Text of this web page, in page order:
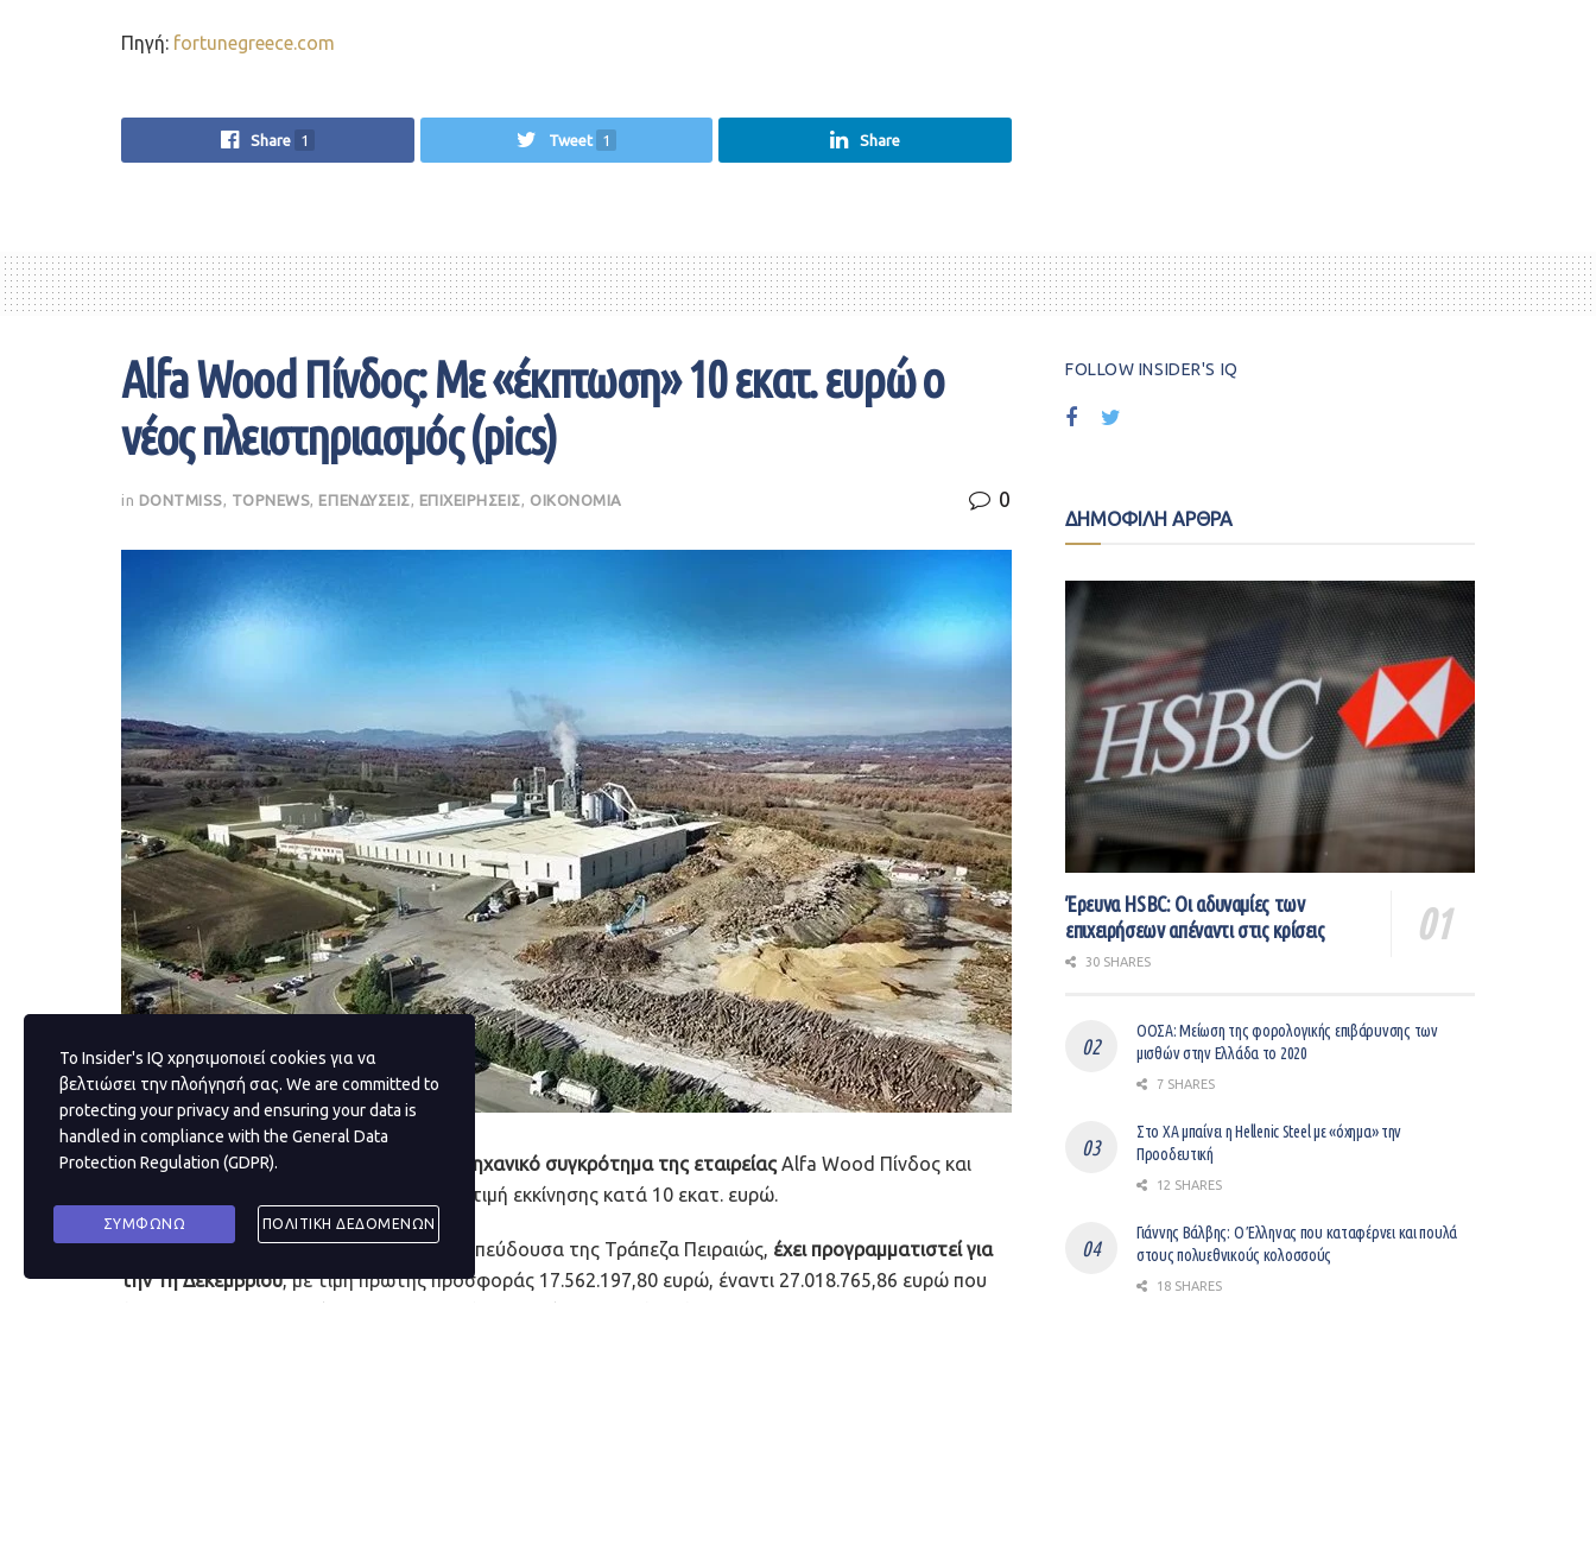
Πηγή: fortunegreece.com
Share 1 Tweet 1 Share
Alfa Wood Πίνδος: Με «έκπτωση» 10 εκατ. ευρώ ο
νέος πλειστηριασμός (pics)
in DONTMISS TOPNEWS ΕΠΕΝΔΥΣΕΙΣ ΕΠΙΧΕΙΡΗΣΕΙΣ ΟΙΚΟΝΟΜΙΑ 0
Σε νέοπλειστηριασμό βιομηχανικό συγκρότημα της εταιρείας Alfa Wood Πίνδος και
μάλιστα αυτή τη φορά με μειωμένη την τιμή εκκίνησης κατά 10 εκατ. ευρώ.
Συγκεκριμένα, ο πλειστηριασμός, με επισπεύδουσα της Τράπεζα Πειραιώς, έχει προγραμματιστεί για
την 1η Δεκεμβρίου, με τιμή πρώτης προσφοράς 17.562.197,80 ευρώ, έναντι 27.018.765,86 ευρώ που
FOLLOW INSIDER'S IQ
ΔΗΜΟΦΙΛΗ ΑΡΘΡΑ
Έρευνα HSBC: Οι αδυναμίες των
επιχειρήσεων απέναντι στις κρίσεις
30 SHARES
ΟΟΣΑ: Μείωση της φορολογικής επιβάρυνσης των
μισθών στην Ελλάδα το 2020
7 SHARES
Στο ΧΑ μπαίνει η Hellenic Steel με «όχημα» την
Προοδευτική
12 SHARES
Γιάννης Βάλβης: O Έλληνας που καταφέρνει και πουλά
στους πολυεθνικούς κολοσσούς
18 SHARES
Το Insider's IQ χρησιμοποιεί cookies για να
βελτιώσει την πλοήγησή σας. We are committed to
protecting your privacy and ensuring your data is
handled in compliance with the General Data
Protection Regulation (GDPR).
ΣΥΜΦΩΝΩ ΠΟΛΙΤΙΚΗ ΔΕΔΟΜΕΝΩΝ